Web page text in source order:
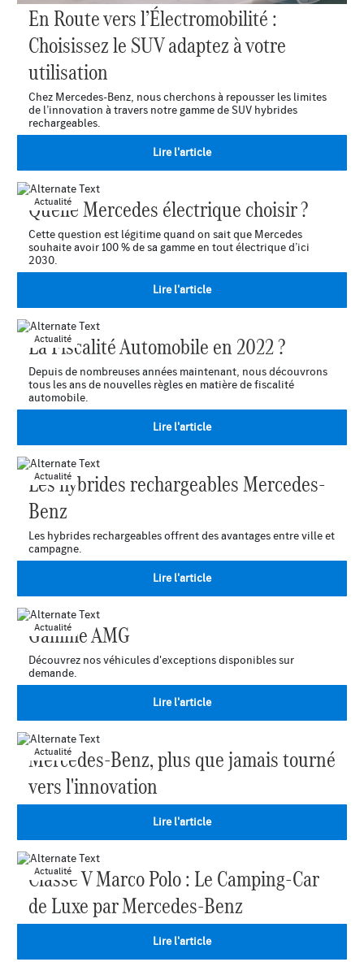
En Route vers l’Électromobilité :
Choisissez le SUV adaptez à votre
utilisation
Chez Mercedes-Benz, nous cherchons à repousser les limites
de l’innovation à travers notre gamme de SUV hybrides
rechargeables.
Lire l'article
Quelle Mercedes électrique choisir ?
Cette question est légitime quand on sait que Mercedes
souhaite avoir 100 % de sa gamme en tout électrique d’ici
2030.
Lire l'article
Actualité
La Fiscalité Automobile en 2022 ?
Depuis de nombreuses années maintenant, nous découvrons
tous les ans de nouvelles règles en matière de fiscalité
automobile.
Lire l'article
Actualité
Les hybrides rechargeables Mercedes-
Benz
Les hybrides rechargeables offrent des avantages entre ville et
campagne.
Lire l'article
Actualité
Gamme AMG
Découvrez nos véhicules d'exceptions disponibles sur
demande.
Lire l'article
Actualité
Mercedes-Benz, plus que jamais tourné
vers l'innovation
Lire l'article
Actualité
Classe V Marco Polo : Le Camping-Car
de Luxe par Mercedes-Benz
Lire l'article
Actualité